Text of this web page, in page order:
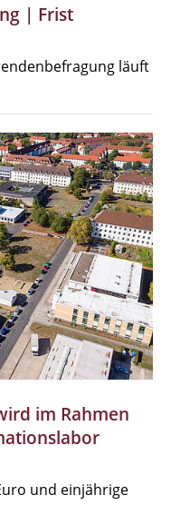
| Frist
läuft
im Rahmen
und einjährige